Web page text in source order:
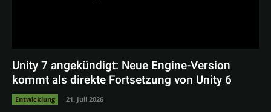
Unity 7 angekündigt: Neue Engine-Version
kommt als direkte Fortsetzung von Unity 6
Entwicklung 21. Juli 2026